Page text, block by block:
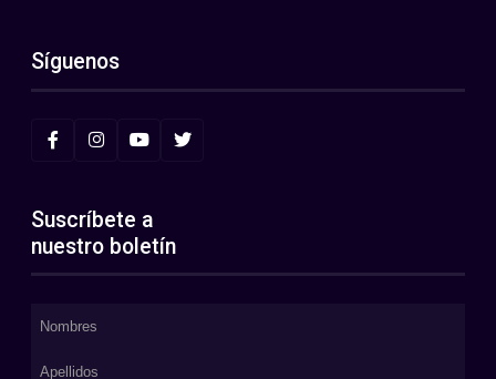
Síguenos
Suscríbete a
nuestro boletín